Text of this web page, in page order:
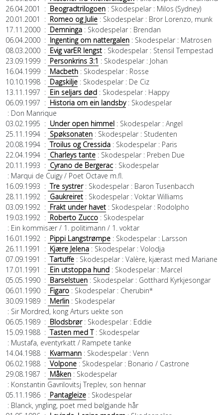
26.04.2001
: Beogradtrilogoen: Skodespelar: Milos (Sydney)
20.01.2001
: Romeo og Julie: Skodespelar: Bror Lorenzo, munk
17.11.2000: Demninga: Skodespelar: Brendan
06.04.2000: Ingenting om nattergalen: Skodespelar: Matrosen
08.03.2000: Evig varER lengst: Skodespelar: Stensil Tempestad
23.09.1999: Personkrins 3:1 : Skodespelar: Johan
16.04.1999: Macbeth: Skodespelar: Rosse
10.10.1998: Dagskilje: Skodespelar: De Ciz
13.11.1997 : Ein seljars død: Skodespelar: Happy
06.09.1997 : Historia om ein landsby: Skodespelar
: Don Manrique
03.02.1995 : Under open himmel: Skodespelar: Angel
25.11.1994: Spøksonaten: Skodespelar: Studenten
20.08.1994: Troilus og Cressida: Skodespelar: Paris
22.04.1994: Charleys tante: Skodespelar: Preben Due
20.11.1993 : Cyrano de Bergerac: Skodespelar
: Marqui de Cuigy / Poet Octave m.fl.
16.09.1993 : Tre systrer: Skodespelar: Baron Tusenbacch
28.11.1992: Gaukreiret: Skodespelar: Voktar Williams
03.09.1992: Frakt under havet: Skodespelar: Rodolpho
19.03.1992: Roberto Zucco: Skodespelar
: Ein kommisær / 1. politimann / 1. voktar
16.01.1992: Pippi Langstrømpe: Skodespelar: Larsson
26.11.1991
: Kjære Jelena: Skodespelar: Volodja
07.09.1991
: Tartuffe: Skodespelar: Valère, kjærast med Mariane
17.01.1991
: Ein utstoppa hund: Skodespelar: Marcel
05.05.1990: Barselstuen: Skodespelar: Gotthard Kyrkjesongar
06.01.1990: Figaro: Skodespelar: Cherubin*
30.09.1989: Merlin: Skodespelar
: Sir Mordred, kong Arturs uekte son
06.05.1989: Blodsbrør: Skodespelar: Eddie
15.09.1988: Tasten med T: Skodespelar
: Mustafa, eventyrkatt / Rampete tanke
14.04.1988: Kvarmann: Skodespelar: Venn
06.02.1988: Volpone: Skodespelar: Bonario / Castrone
29.08.1987 : Måken: Skodespelar
: Konstantin Gavrilovitsj Treplev, son hennar
05.11.1986: Pantagleize: Skodespelar
: Blanck, yngling, poet med bølgjande hår